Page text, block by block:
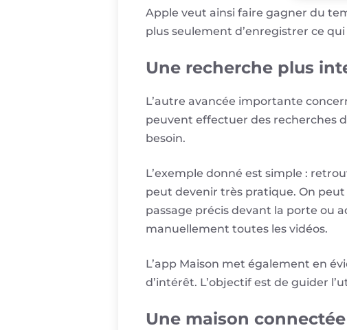
Apple veut ainsi faire gagner du
plus seulement d’enregistrer ce qui
Une recherche plus
L’autre avancée importante
peuvent effectuer des recherches
besoin.
L’exemple donné est simple :
peut devenir très pratique. On
passage précis devant la porte ou
manuellement toutes les vidéos.
L’app Maison met également en
d’intérêt. L’objectif est de guider
Une maison